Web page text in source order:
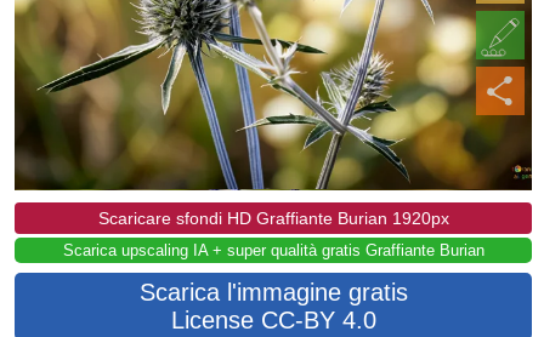
Scaricare sfondi HD Graffiante Burian 1920px
Scarica upscaling IA + super qualità gratis Graffiante Burian
Scarica l'immagine gratis
License CC-BY 4.0